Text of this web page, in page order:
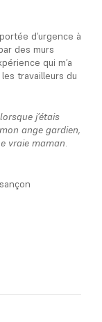
d’urgence à
des murs
qui m’a
travailleurs du
j’étais
ange gardien,
vraie maman.